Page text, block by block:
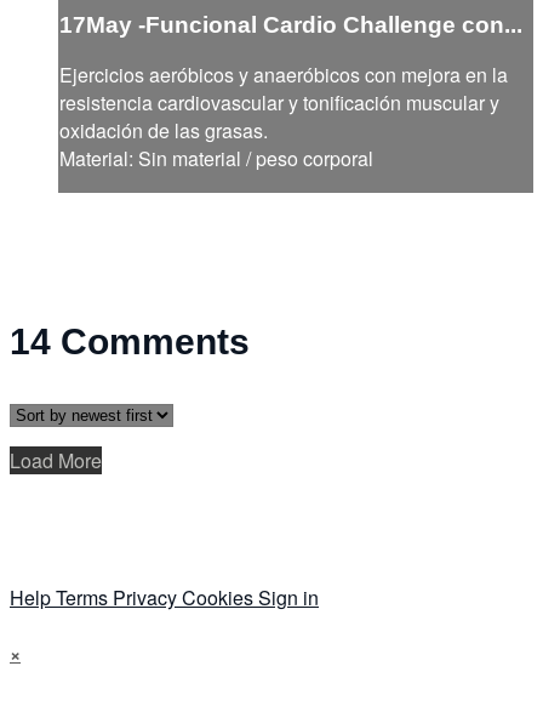
17May -Funcional Cardio Challenge con...
Ejercicios aeróbicos y anaeróbicos con mejora en la
resistencia cardiovascular y tonificación muscular y
oxidación de las grasas.
Material: Sin material / peso corporal
14 Comments
Load More
HelpTerms PrivacyCookiesSign in
×